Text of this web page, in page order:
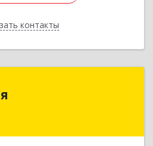
контакты
Назад
Белокалитвинский р-н,